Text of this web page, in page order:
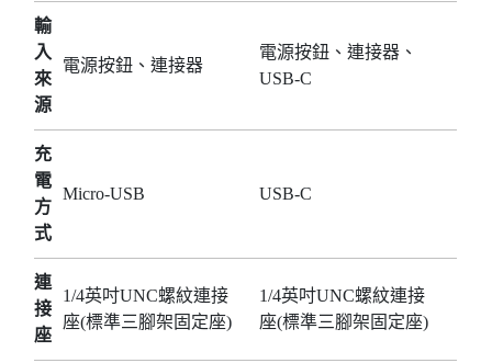
輸
入
來
源
電源按鈕、連接器
電源按鈕、連接器、
USB-C
充
電
方
式
Micro-USB USB-C
連
接
座
1/4英吋UNC螺紋連接
座(標準三腳架固定座)
1/4英吋UNC螺紋連接
座(標準三腳架固定座)